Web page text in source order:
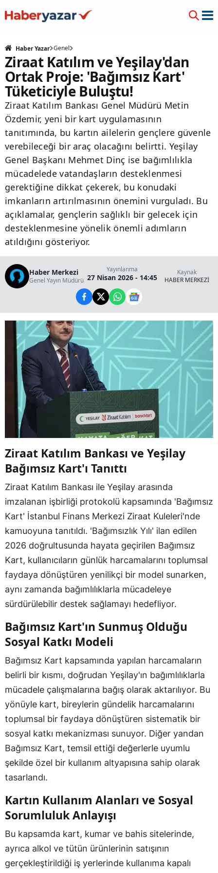
Haber Yazar Genel
Ziraat Katılım ve Yeşilay'dan
Ortak Proje: 'Bağımsız Kart'
Tüketiciyle Buluştu!
Ziraat Katılım Bankası Genel Müdürü Metin
Özdemir, yeni bir kart uygulamasının
tanıtımında, bu kartın ailelerin gençlere güvenle
verebileceği bir araç olacağını belirtti. Yeşilay
Genel Başkanı Mehmet Dinç ise bağımlılıkla
mücadelede vatandaşların desteklenmesi
gerektiğine dikkat çekerek, bu konudaki
imkanların artırılmasının önemini vurguladı. Bu
açıklamalar, gençlerin sağlıklı bir gelecek için
desteklenmesine yönelik önemli adımların
atıldığını gösteriyor.
Haber Merkezi
Genel Yayın Müdürü
Yayınlanma
27 Nisan 2026 - 14:45
Kaynak
HABER MERKEZİ
Ziraat Katılım Bankası ve Yeşilay
Bağımsız Kart'ı Tanıttı
Ziraat Katılım Bankası ile Yeşilay arasında
imzalanan işbirliği protokolü kapsamında 'Bağımsız
Kart' İstanbul Finans Merkezi Ziraat Kuleleri'nde
kamuoyuna tanıtıldı. 'Bağımsızlık Yılı' ilan edilen
2026 doğrultusunda hayata geçirilen Bağımsız
Kart, kullanıcıların günlük harcamalarını toplumsal
faydaya dönüştüren yenilikçi bir model sunarken,
aynı zamanda bağımlılıklarla mücadeleye
sürdürülebilir destek sağlamayı hedefliyor.
Bağımsız Kart'ın Sunmuş Olduğu
Sosyal Katkı Modeli
Bağımsız Kart kapsamında yapılan harcamaların
belirli bir kısmı, doğrudan Yeşilay'ın bağımlılıklarla
mücadele çalışmalarına bağış olarak aktarılıyor. Bu
yönüyle kart, bireylerin gündelik harcamalarını
toplumsal bir faydaya dönüştüren sistematik bir
sosyal katkı mekanizması sunuyor. Diğer yandan
Bağımsız Kart, temsil ettiği değerlerle uyumlu
şekilde özel bir kullanım altyapısına sahip olarak
tasarlandı.
Kartın Kullanım Alanları ve Sosyal
Sorumluluk Anlayışı
Bu kapsamda kart, kumar ve bahis sitelerinde,
ayrıca alkol ve tütün ürünlerinin satışının
gerçekleştirildiği iş yerlerinde kullanıma kapalı